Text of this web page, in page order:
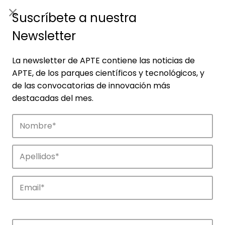
Empresas
Descubre las empresas que impulsan la
innovación en los parques de APTE.
Suscríbete a nuestra
Newsletter
La newsletter de APTE contiene las noticias de
APTE, de los parques científicos y tecnológicos, y
de las convocatorias de innovación más
destacadas del mes.